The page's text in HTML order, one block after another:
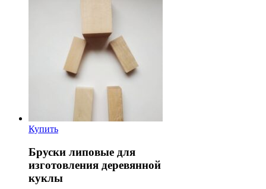
Купить
Бруски липовые для
изготовления деревянной
куклы